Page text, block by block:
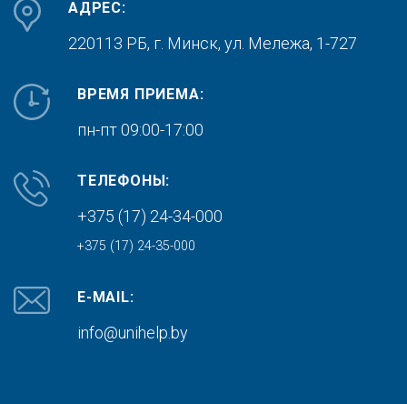
АДРЕС:
220113 РБ, г. Минск, ул. Мележа, 1-727
ВРЕМЯ ПРИЕМА:
пн-пт 09:00-17:00
ТЕЛЕФОНЫ:
+375 (17) 24-34-000
+375 (17) 24-35-000
E-MAIL:
info@unihelp.by